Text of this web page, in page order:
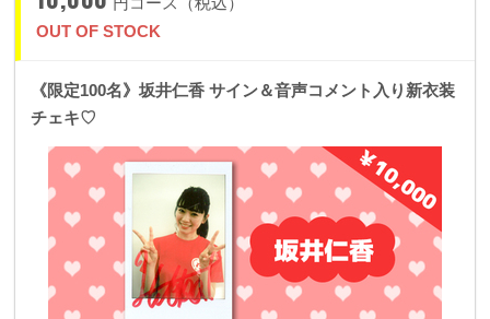
OUT OF STOCK
《限定100名》坂井仁香 サイン＆音声コメント入り新衣装
チェキ♡